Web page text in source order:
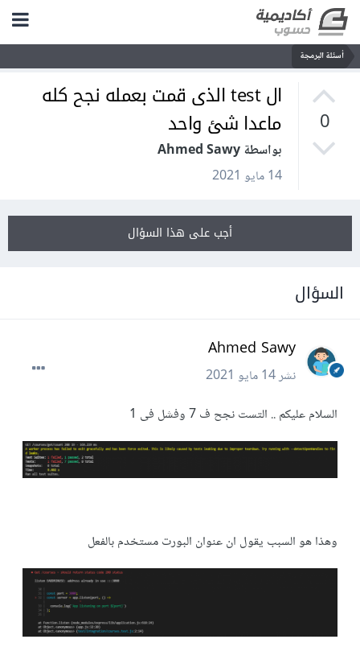
أسئلة البرمجة
0
ال test الذى قمت بعمله نجح كله
ماعدا شئ واحد
بواسطة Ahmed Sawy
14 مايو 2021
أجب على هذا السؤال
السؤال
Ahmed Sawy
نشر14 مايو 2021
السلام عليكم .. التست نجح ف 7 وفشل فى 1
وهذا هو السبب يقول ان عنوان البورت مستخدم بالفعل